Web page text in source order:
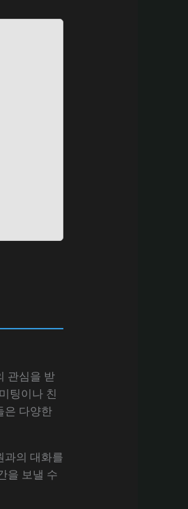
관심을 받
팅이나 친
은 다양한
과의 대화를
을 보낼 수